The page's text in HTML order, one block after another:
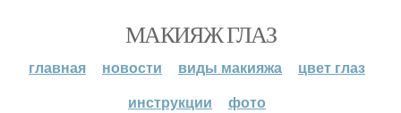
МАКИЯЖ ГЛАЗ
главная новости виды макияжа
цвет глаз
инструкции
фото